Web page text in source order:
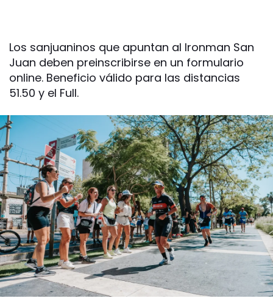
Los sanjuaninos que apuntan al Ironman San
Juan deben preinscribirse en un formulario
online. Beneficio válido para las distancias
51.50 y el Full.